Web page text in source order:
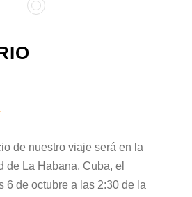
de nuestro viaje será en la
de La Habana, Cuba, el
6 de octubre a las 2:30 de la